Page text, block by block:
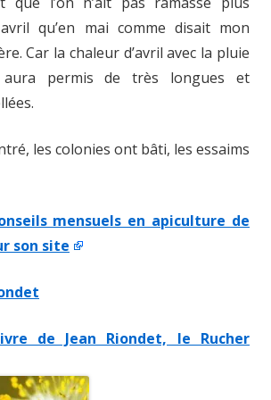
qu’en mai comme disait mon
Car la chaleur d’avril avec la pluie
aura permis de très longues et
les colonies ont bâti, les essaims
mensuels en apiculture de
son site
de Jean Riondet, le Rucher